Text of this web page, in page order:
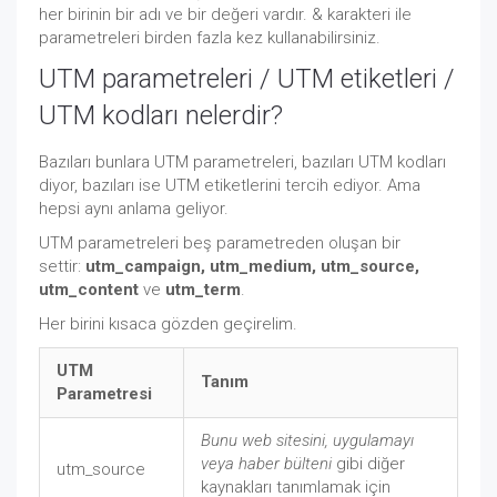
her birinin bir adı ve bir değeri vardır. & karakteri ile
parametreleri birden fazla kez kullanabilirsiniz.
UTM parametreleri / UTM etiketleri /
UTM kodları nelerdir?
Bazıları bunlara UTM parametreleri, bazıları UTM kodları
diyor, bazıları ise UTM etiketlerini tercih ediyor. Ama
hepsi aynı anlama geliyor.
UTM parametreleri beş parametreden oluşan bir
settir: utm_campaign, utm_medium, utm_source,
utm_content ve utm_term.
Her birini kısaca gözden geçirelim.
UTM
Parametresi
Tanım
utm_source
Bunu web sitesini, uygulamayı
veya haber bülteni gibi diğer
kaynakları tanımlamak için